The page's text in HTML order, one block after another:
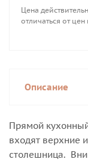
Цена
отличаться от
Описание
Прямой
входят верхние
столешница.